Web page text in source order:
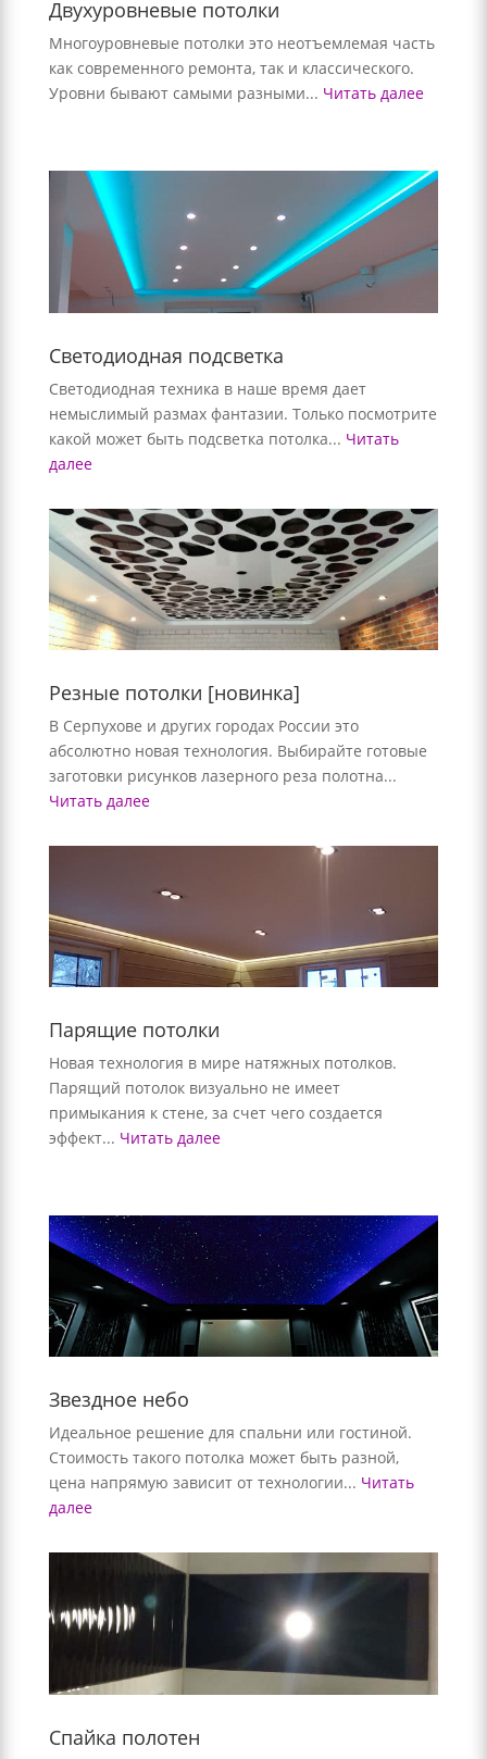
Двухуровневые потолки
Многоуровневые потолки это неотъемлемая часть
как современного ремонта, так и классического.
Уровни бывают самыми разными... Читать далее
Светодиодная подсветка
Светодиодная техника в наше время дает
немыслимый размах фантазии. Только посмотрите
какой может быть подсветка потолка... Читать
далее
Резные потолки [новинка]
В Серпухове и других городах России это
абсолютно новая технология. Выбирайте готовые
заготовки рисунков лазерного реза полотна...
Читать далее
Парящие потолки
Новая технология в мире натяжных потолков.
Парящий потолок визуально не имеет
примыкания к стене, за счет чего создается
эффект... Читать далее
Звездное небо
Идеальное решение для спальни или гостиной.
Стоимость такого потолка может быть разной,
цена напрямую зависит от технологии... Читать
далее
Спайка полотен